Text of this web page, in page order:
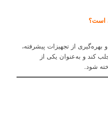
است؟
بهره‌گیری از تجهیزات پیشرفته،
کند و به‌عنوان یکی از
شود.